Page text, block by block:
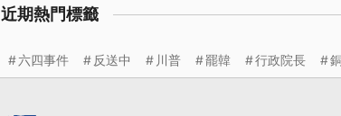
近期熱門標籤
六四事件 反送中 川普 罷韓 行政院長